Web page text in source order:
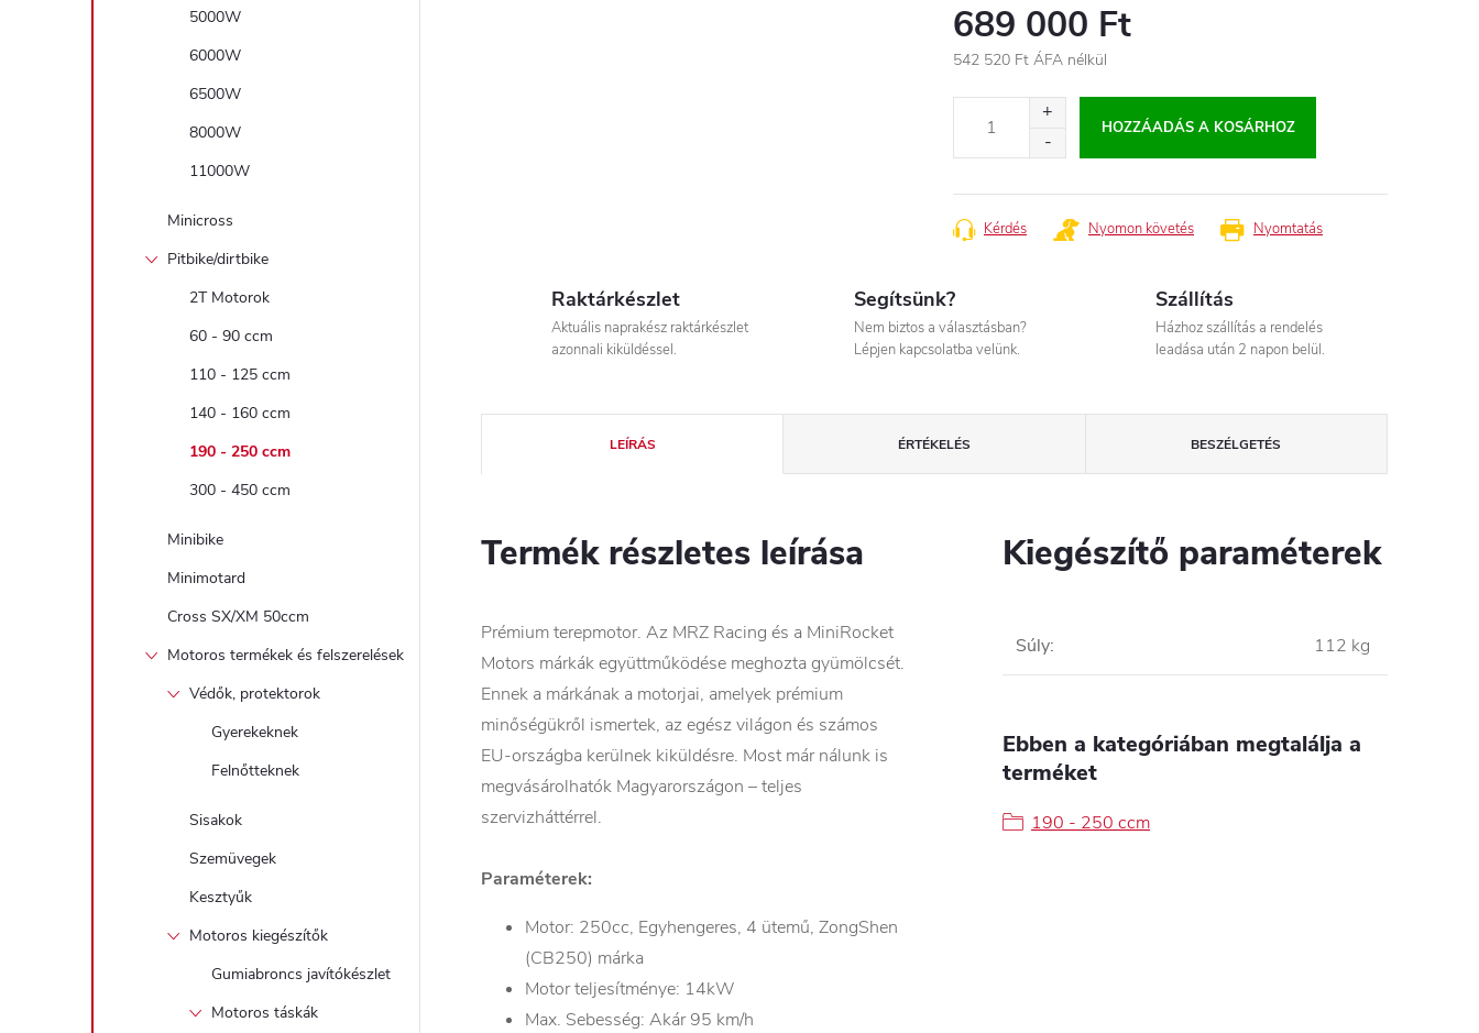
5000W
6000W
6500W
8000W
11000W
Minicross
Pitbike/dirtbike
2T Motorok
60 - 90 ccm
110 - 125 ccm
140 - 160 ccm
190 - 250 ccm
300 - 450 ccm
Minibike
Minimotard
Cross SX/XM 50ccm
Motoros termékek és felszerelések
Védők, protektorok
Gyerekeknek
Felnőtteknek
Sisakok
Szemüvegek
Kesztyűk
Motoros kiegészítők
Gumiabroncs javítókészlet
Motoros táskák
689 000 Ft
542 520 Ft ÁFA nélkül
HOZZÁADÁS A KOSÁRHOZ
Nyomtatás
Kérdés Nyomon követés
Raktárkészlet
Aktuális naprakész raktárkészlet
azonnali kiküldéssel.
Segítsünk?
Nem biztos a választásban?
Lépjen kapcsolatba velünk.
Szállítás
Házhoz szállítás a rendelés
leadása után 2 napon belül.
LEÍRÁS ÉRTÉKELÉS BESZÉLGETÉS
Termék részletes leírása
Prémium terepmotor. Az MRZ Racing és a MiniRocket
Motors márkák együttműködése meghozta gyümölcsét.
Ennek a márkának a motorjai, amelyek prémium
minőségükről ismertek, az egész világon és számos
EU-országba kerülnek kiküldésre. Most már nálunk is
megvásárolhatók Magyarországon – teljes
szervizháttérrel.
Paraméterek:
Motor: 250cc, Egyhengeres, 4 ütemű, ZongShen
(CB250) márka
Motor teljesítménye: 14kW
Max. Sebesség: Akár 95 km/h
Kiegészítő paraméterek
Súly: 112 kg
Ebben a kategóriában megtalálja a
terméket
190 - 250 ccm